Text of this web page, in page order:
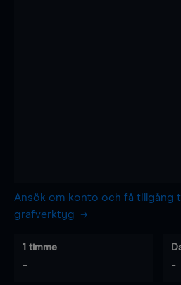
Ansök om konto och få tillgång
grafverktyg
1 timme
- -